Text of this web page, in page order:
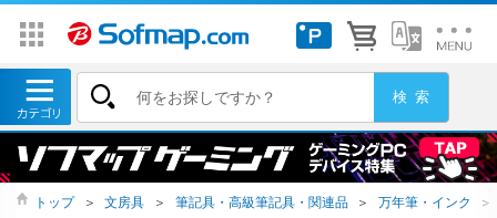
トップ ＞ 文房具 ＞ 筆記具・高級筆記具・関連品 ＞ 万年筆・インク ＞